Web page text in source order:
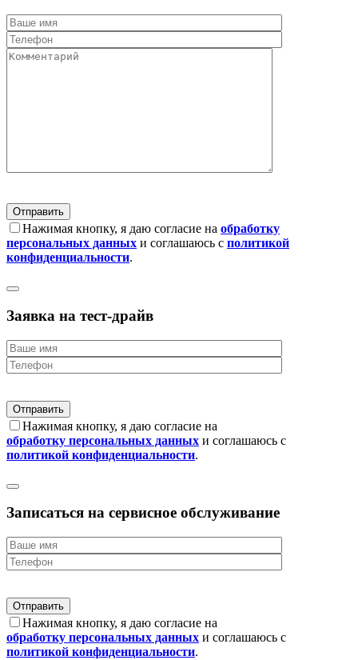
Нажимая кнопку, я даю согласие на обработку
персональных данных и соглашаюсь с политикой
конфиденциальности.
Заявка на тест-драйв
Нажимая кнопку, я даю согласие на
обработку персональных данных и соглашаюсь с
политикой конфиденциальности.
Записаться на сервисное обслуживание
Нажимая кнопку, я даю согласие на
обработку персональных данных и соглашаюсь с
политикой конфиденциальности.